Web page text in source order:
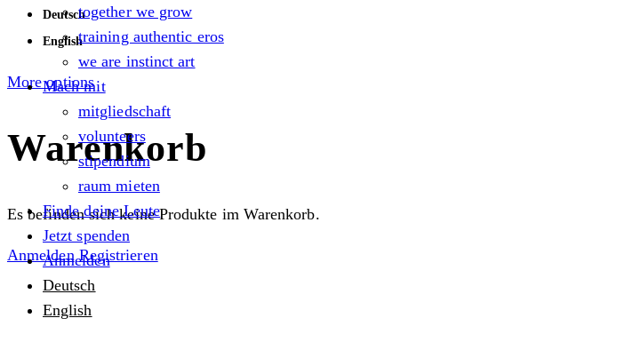
Deutsch
English
More options
Warenkorb
Es befinden sich keine Produkte im Warenkorb.
Anmelden Registrieren
together we grow
training authentic eros
we are instinct art
Mach mit
mitgliedschaft
volunteers
stipendium
raum mieten
Finde deine Leute
Jetzt spenden
Anmelden
Deutsch
English